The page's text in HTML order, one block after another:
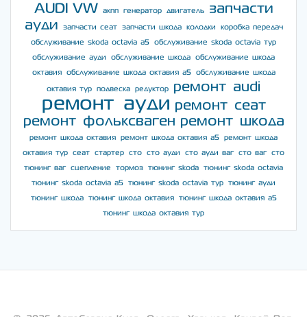
AUDI VW акпп генератор двигатель
запчасти
ауди
запчасти сеат запчасти шкода колодки
коробка передач
обслуживание skoda octavia a5
обслуживание skoda octavia тур
обслуживание ауди
обслуживание шкода
обслуживание шкода
октавия
обслуживание шкода октавия а5 обслуживание шкода
октавия тур подвеска редуктор ремонт audi
ремонт ауди ремонт сеат
ремонт фольксваген ремонт шкода
ремонт шкода октавия ремонт шкода октавия а5
ремонт шкода
октавия тур
сеат стартер сто сто ауди сто ауди ваг сто ваг
сто
тюнинг ваг
сцепление тормоз тюнинг skoda
тюнинг skoda octavia
тюнинг skoda octavia a5
тюнинг skoda octavia тур
тюнинг ауди
тюнинг шкода
тюнинг шкода октавия
тюнинг шкода октавия а5
тюнинг шкода октавия тур